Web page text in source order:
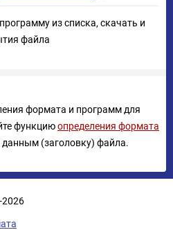
из списка, скачать и
файла
формата и программ для
функциюопределения формата
(заголовку) файла.
2026